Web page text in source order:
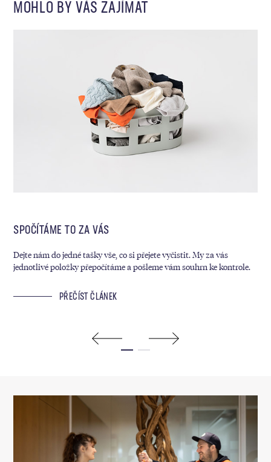
MOHLO BY VÁS ZAJÍMAT
SPOČÍTÁME TO ZA VÁS
Dejte nám do jedné tašky vše, co si přejete vyčistit. My za vás
jednotlivé položky přepočítáme a pošleme vám souhrn ke kontrole.
PŘEČÍST ČLÁNEK